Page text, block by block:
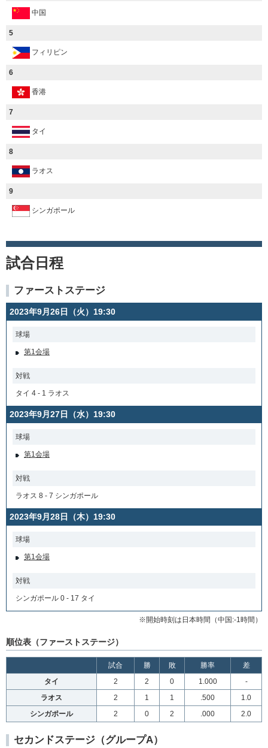
中国
5
フィリピン
6
香港
7
タイ
8
ラオス
9
シンガポール
試合日程
ファーストステージ
2023年9月26日（火）19:30
球場
第1会場
対戦
タイ 4 - 1 ラオス
2023年9月27日（水）19:30
球場
第1会場
対戦
ラオス 8 - 7 シンガポール
2023年9月28日（木）19:30
球場
第1会場
対戦
シンガポール 0 - 17 タイ
※開始時刻は日本時間（中国:-1時間）
順位表（ファーストステージ）
試合 勝 敗 勝率
差
タイ
2 2 0 1.000
-
ラオス
2 1 1 .500
1.0
シンガポール
2 0 2 .000 2.0
セカンドステージ（グループA）